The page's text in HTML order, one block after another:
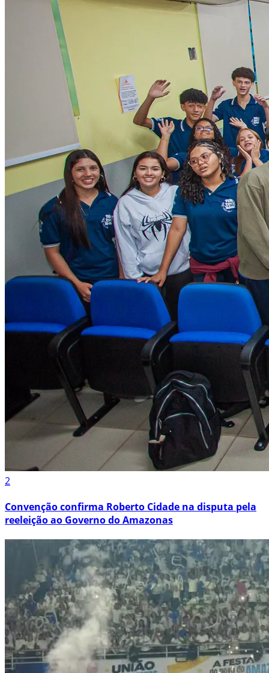
2
Convenção confirma Roberto Cidade na disputa pela
reeleição ao Governo do Amazonas